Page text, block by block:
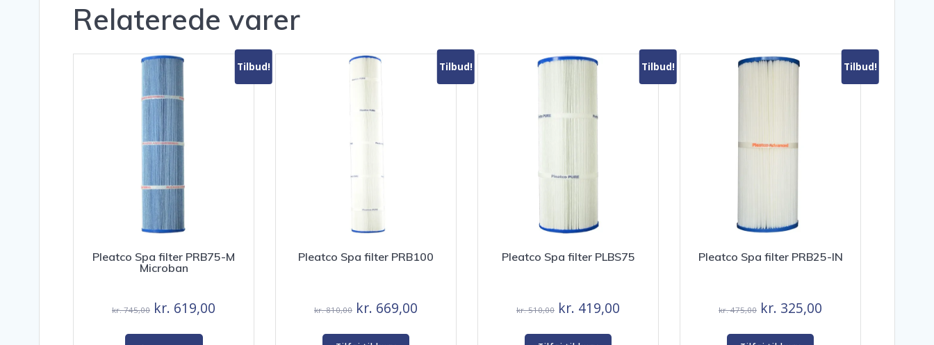
Relaterede varer
Tilbud!
Pleatco Spa filter PRB75-M
Microban
kr.745,00 Den
kr. 619,00
Tilbud!
Pleatco Spa filter PRB100
kr.810,00 Den
kr. 669,00
Tilbud!
Pleatco Spa filter PLBS75
kr.510,00 Den
kr. 419,00
Tilbud!
Pleatco Spa filter PRB25-IN
kr.475,00 Den
kr. 325,00